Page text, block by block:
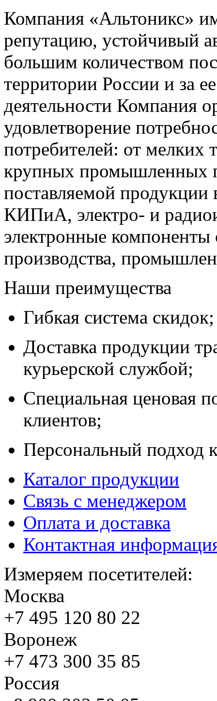
Компания «Альтоникс»
репутацию, устойчивый
большим количеством
территории России и за
деятельности Компания
удовлетворение
потребителей: от мелких
крупных промышленных
поставляемой продукции
КИПиА, электро- и
электронные компоненты
производства,
Наши преимущества
Гибкая система скидок;
Доставка продукции
курьерской службой;
Специальная ценовая
клиентов;
Персональный подход
Каталог продукции
Связь с менеджером
Оплата и доставка
Контактная
Измеряем посетителей:
Москва
+7 495 120 80 22
Воронеж
+7 473 300 35 85
Россия